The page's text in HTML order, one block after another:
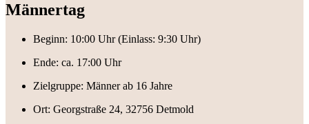
Männertag
Beginn: 10:00 Uhr (Einlass: 9:30 Uhr)
Ende: ca. 17:00 Uhr
Zielgruppe: Männer ab 16 Jahre
Ort: Georgstraße 24, 32756 Detmold